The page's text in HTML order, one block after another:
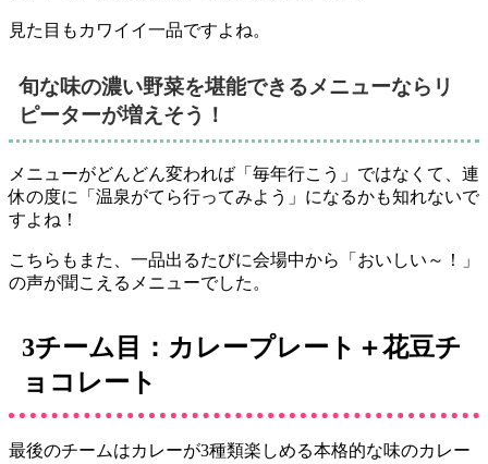
見た目もカワイイ一品ですよね。
旬な味の濃い野菜を堪能できるメニューならリ
ピーターが増えそう！
メニューがどんどん変われば「毎年行こう」ではなくて、連
休の度に「温泉がてら行ってみよう」になるかも知れないで
すよね！
こちらもまた、一品出るたびに会場中から「おいしい～！」
の声が聞こえるメニューでした。
3チーム目：カレープレート＋花豆チ
ョコレート
最後のチームはカレーが3種類楽しめる本格的な味のカレー